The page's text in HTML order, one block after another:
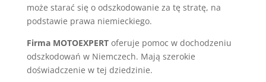
może starać się o odszkodowanie za tę stratę, na
podstawie prawa niemieckiego.
Firma MOTOEXPERToferuje pomoc w dochodzeniu
odszkodowań w Niemczech. Mają szerokie
doświadczenie w tej dziedzinie.